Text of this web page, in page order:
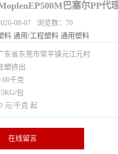
巴塞尔PP代
08-07 浏览数：70
料 通用/工程塑料 通用塑料
东省东莞市常平镇元江元村
塑挤出
千克
包
元/千克 起
在线留言